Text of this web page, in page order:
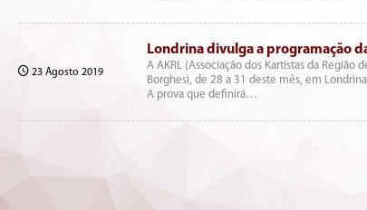
23 Agosto 2019
Londrina divulga a programação
A AKRL (Associação dos Kartistas da
Borghesi, de 28 a 31 deste mês, em
A prova que definirá…